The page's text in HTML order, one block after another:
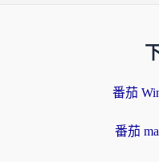
番茄
番茄